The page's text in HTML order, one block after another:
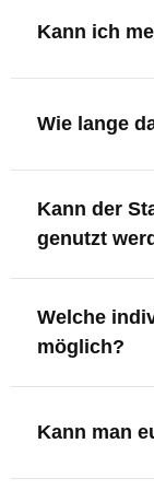
ergonomisch,
Kann ich
deine Bühne,
Wie lange
innerhalb
Kann der
genutzt
oder Zubehör
Welche
möglich?
XLR-
Setlist-Clip
Kann man